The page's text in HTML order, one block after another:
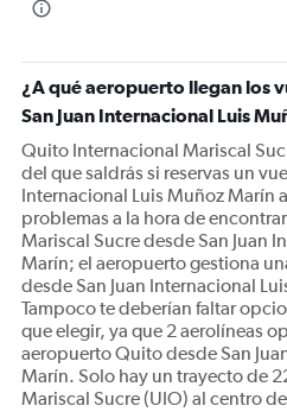
¿A qué aeropuerto llegan los
San Juan Internacional Luis
Quito Internacional Mariscal
del que saldrás si reservas un
Internacional Luis Muñoz Marín
problemas a la hora de
Mariscal Sucre desde San Juan
Marín; el aeropuerto gestiona
desde San Juan Internacional
Tampoco te deberían faltar
que elegir, ya que 2 aerolíneas
aeropuerto Quito desde San
Marín. Solo hay un trayecto de
Mariscal Sucre (UIO) al centro